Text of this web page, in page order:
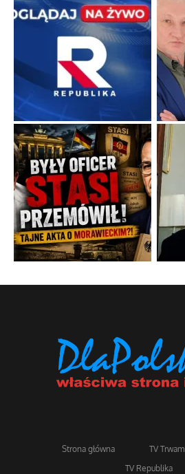
Strona główna TV Trwam
TV Republika